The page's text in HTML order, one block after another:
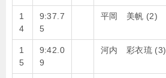
1
4
9:37.7
5
平岡 美帆 (2)
1
5
9:42.0
9
河内 彩衣琉 (3)